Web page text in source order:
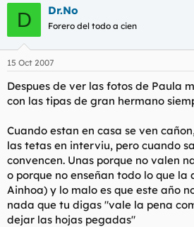
Pd: he jugado a los dardos en dianas
que los pezones de la paula esa.
D Dr.No
Forero del todo a cien
15 Oct 2007
Despues de ver las fotos de Paula
con las tipas de gran hermano
Cuando estan en casa se ven
las tetas en interviu, pero cuando
convencen. Unas porque no valen
o porque no enseñan todo lo que la
Ainhoa) y lo malo es que este año
nada que tu digas "vale la pena
dejar las hojas pegadas"